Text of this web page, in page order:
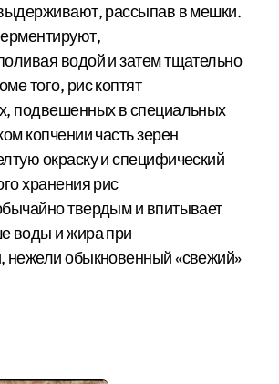
рассыпав в мешки.
водой и затем тщательно
того, рис коптят
подвешенных в специальных
копчении часть зерен
окраску и специфический
хранения рис
твердым и впитывает
воды и жира при
нежели обыкновенный «свежий»